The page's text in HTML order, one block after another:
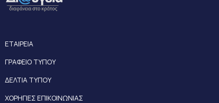
ΕΤΑΙΡΕΙΑ
ΓΡΑΦΕΙΟ ΤΥΠΟΥ
ΔΕΛΤΙΑ ΤΥΠΟΥ
ΧΟΡΗΓΙΕΣ ΕΠΙΚΟΙΝΩΝΙΑΣ